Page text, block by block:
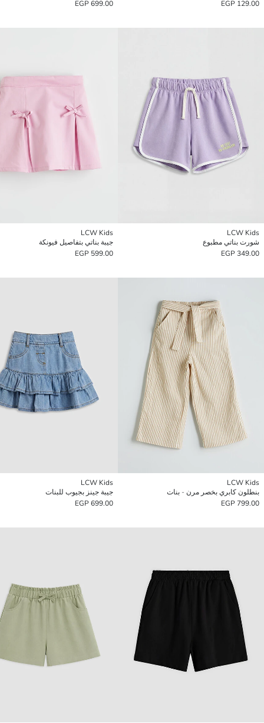
129.00 EGP
699.00 EGP
LCW Kids
شورت بناتي مطبوع
349.00 EGP
LCW Kids
جيبة بناتي بتفاصيل فيونكة
599.00 EGP
LCW Kids
بنطلون كابري بخصر مرن - بنات
799.00 EGP
LCW Kids
جيبة جينز بجيوب للبنات
699.00 EGP